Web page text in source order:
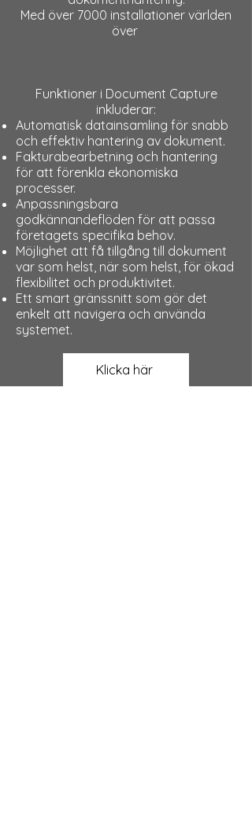
Med över 7000 installationer världen
över
Funktioner i Document Capture
inkluderar:
Automatisk datainsamling för snabb
och effektiv hantering av dokument.
Fakturabearbetning och hantering
för att förenkla ekonomiska
processer.
Anpassningsbara
godkännandeflöden för att passa
företagets specifika behov.
Möjlighet att få tillgång till dokument
var som helst, när som helst, för ökad
flexibilitet och produktivitet.
Ett smart gränssnitt som gör det
enkelt att navigera och använda
systemet.
Klicka här